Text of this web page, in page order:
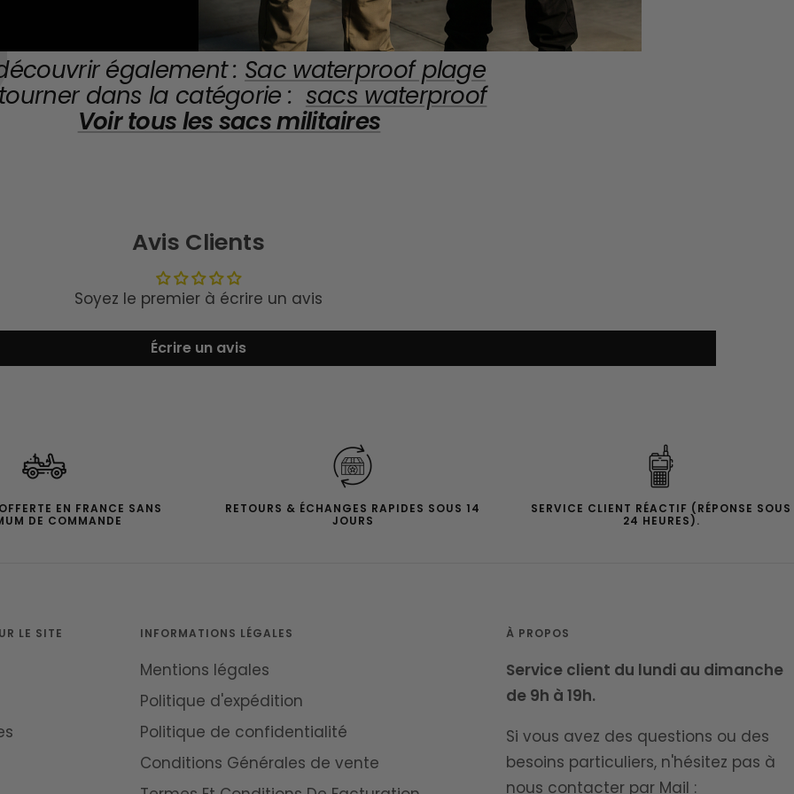
également : Sac waterproof plage
dans la catégorie : sacs waterproof
Voir tous lessacs militaires
Avis Clients
Soyez le premier à écrire un avis
Écrire un avis
EN FRANCE SANS
DE COMMANDE
RETOURS & ÉCHANGES RAPIDES SOUS 14
JOURS
SERVICE CLIENT RÉACTIF (RÉPONSE SOUS
24 HEURES).
LE SITE INFORMATIONS LÉGALES
Mentions légales
Politique d'expédition
Politique de confidentialité
Conditions Générales de vente
À PROPOS
Service client du lundi au dimanche
de 9h à 19h.
Si vous avez des questions ou des
besoins particuliers, n'hésitez pas à
nous contacter par Mail :